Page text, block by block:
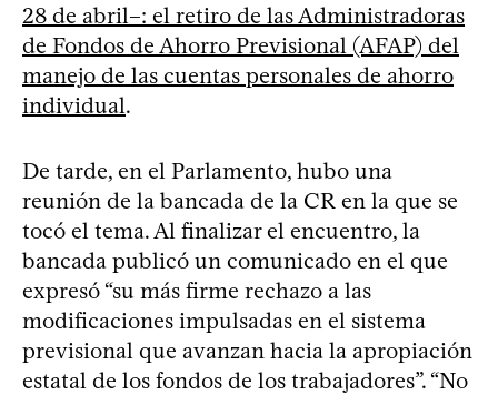
28 de abril–: el retiro de las Administradoras
de Fondos de Ahorro Previsional (AFAP) del
manejo de las cuentas personales de ahorro
individual.
De tarde, en el Parlamento, hubo una
reunión de la bancada de la CR en la que se
tocó el tema. Al finalizar el encuentro, la
bancada publicó un comunicado en el que
expresó “su más firme rechazo a las
modificaciones impulsadas en el sistema
previsional que avanzan hacia la apropiación
estatal de los fondos de los trabajadores”. “No